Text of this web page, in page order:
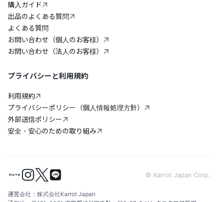
購入ガイド
出品のよくある質問
よくある質問
お問い合わせ（個人のお客様）
お問い合わせ（法人のお客様）
プライバシーと利用規約
利用規約
プライバシーポリシー（個人情報処理方針）
外部送信ポリシー
安全・安心のための取り組み
© Karrot Japan Corp.
運営会社：株式会社Karrot Japan